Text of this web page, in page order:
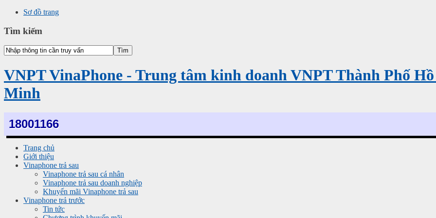
Sơ đồ trang
Tìm kiếm
VNPT VinaPhone - Trung tâm kinh doanh VNPT Thành Phố
Minh
18001166
Trang chủ
Giới thiệu
Vinaphone trả sau
Vinaphone trả sau cá nhân
Vinaphone trả sau doanh nghiệp
Khuyến mãi Vinaphone trả sau
Vinaphone trả trước
Tin tức